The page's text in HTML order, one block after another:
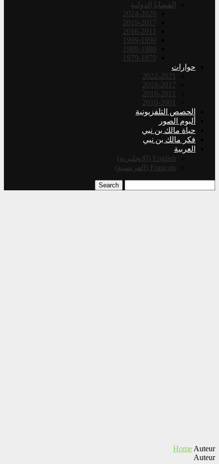
القضايا الدولية
2024-2020
2019-2017
2016-2011
1999-1990
1989-1980
1979-1970
حوارات
2022-2021
2019-2017
2016-2011
2010-2001
الحصص التلفزيونية
ألبوم الصور
حياة مالك بن نبي
فكر مالك بن نبي
العربية
English
( الإنجليزية)
Français
( الفرنسية)
Search
Home Auteur
Auteur